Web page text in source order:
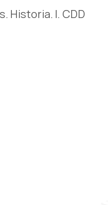
Historia. I. CDD